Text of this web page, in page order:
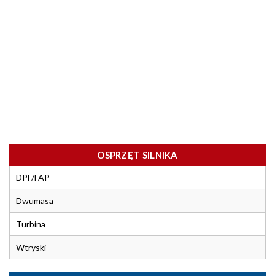
OSPRZĘT SILNIKA
DPF/FAP
Dwumasa
Turbina
Wtryski